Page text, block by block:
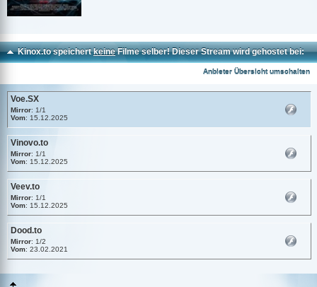
Kinox.to speichertkeineFilme selber! Dieser Stream wird gehostet bei:
Anbieter Übersicht umschalten
Voe.SX
Mirror: 1/1
Vom: 15.12.2025
Vinovo.to
Mirror: 1/1
Vom: 15.12.2025
Veev.to
Mirror: 1/1
Vom: 15.12.2025
Dood.to
Mirror: 1/2
Vom: 23.02.2021